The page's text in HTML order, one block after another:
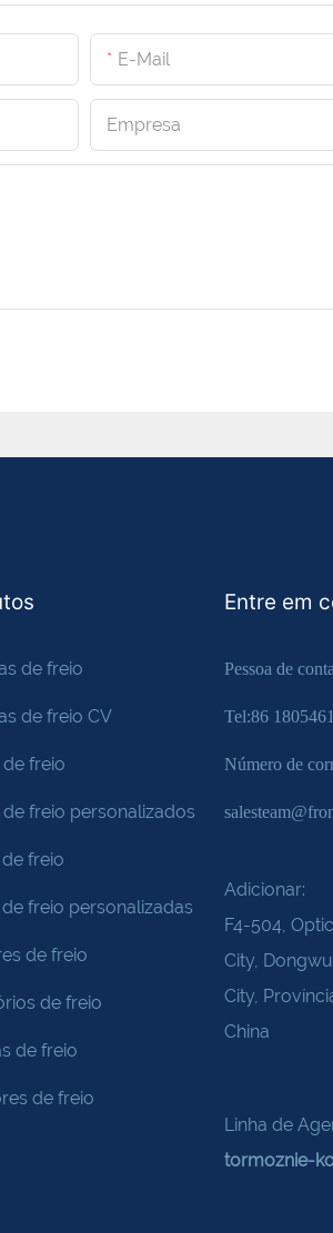
E-Mail
Empresa
de freio
de freio CV
freio
de freio personalizados
freio
de freio personalizadas
de freio
de freio
de freio
de freio
Entre em
Pessoa de
Tel:86
Número de
Adicionar:
F4-504,
City,
City,
China
Linha de
tormoznie-